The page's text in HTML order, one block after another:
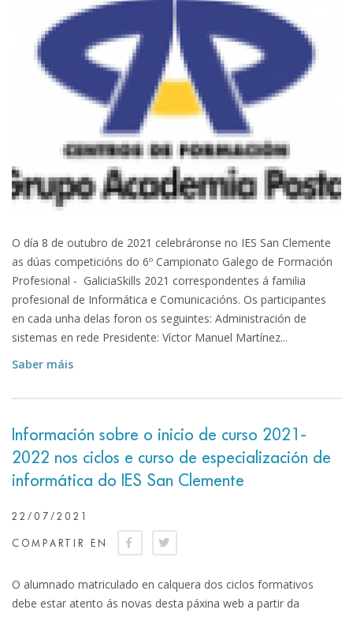
O día 8 de outubro de 2021 celebráronse no IES San Clemente
as dúas competicións do 6º Campionato Galego de Formación
Profesional - GaliciaSkills 2021 correspondentes á familia
profesional de Informática e Comunicacións. Os participantes
en cada unha delas foron os seguintes: Administración de
sistemas en rede Presidente: Víctor Manuel Martínez...
Saber máis
Información sobre o inicio de curso 2021-
2022 nos ciclos e curso de especialización de
informática do IES San Clemente
22/07/2021
COMPARTIR EN
O alumnado matriculado en calquera dos ciclos formativos
debe estar atento ás novas desta páxina web a partir da